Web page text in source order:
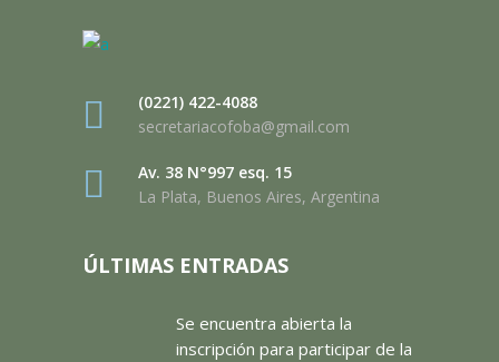
(0221) 422-4088
secretariacofoba@gmail.com
Av. 38 N°997 esq. 15
La Plata, Buenos Aires, Argentina
ÚLTIMAS ENTRADAS
Se encuentra abierta la
inscripción para participar de la